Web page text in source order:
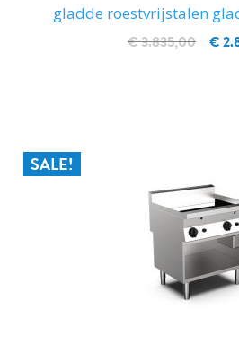
gladde roestvrijstalen
€
€ 3.835,00
SALE!